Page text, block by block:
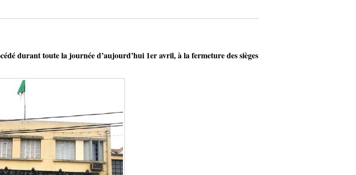
durant toute la journée d’aujourd’hui 1er avril, à la fermeture des sièges